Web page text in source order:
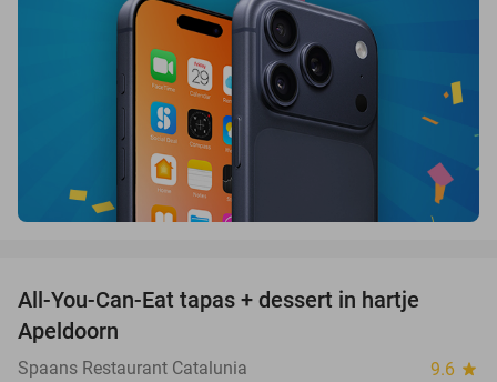
All-You-Can-Eat tapas + dessert in hartje
Apeldoorn
Spaans Restaurant Catalunia 9.6 star